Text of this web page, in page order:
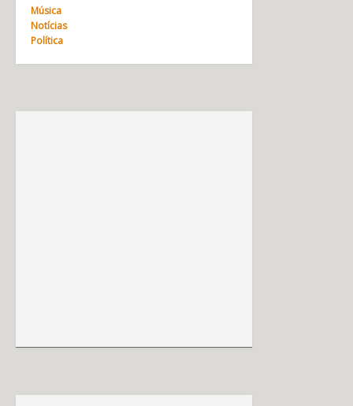
Música
Notícias
Política